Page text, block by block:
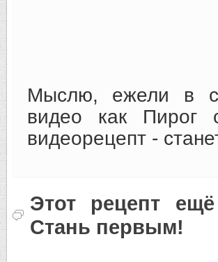
Мыслю, ежели в
видео как Пирог
видеорецепт -
Этот рецепт
Стань первым!